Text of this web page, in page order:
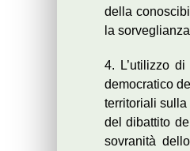
della
la
4. L’utilizzo
democratico
territoriali
del dibattito
sovranità